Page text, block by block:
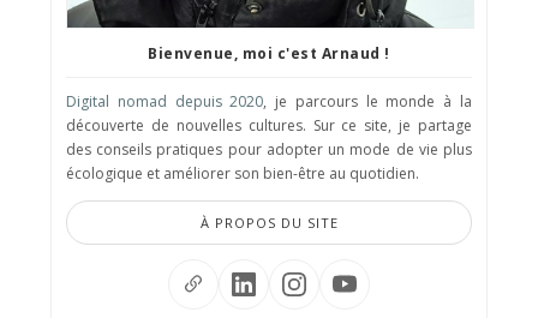
Bienvenue, moi c'est Arnaud !
Digital nomad depuis 2020, je parcours le monde à la
découverte de nouvelles cultures. Sur ce site, je partage
des conseils pratiques pour adopter un mode de vie plus
écologique et améliorer son bien-être au quotidien.
À PROPOS DU SITE